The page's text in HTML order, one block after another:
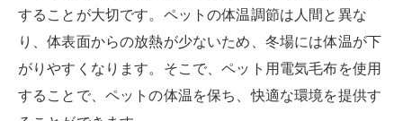
することが大切です。ペットの体温調節は人間と異な
り、体表面からの放熱が少ないため、冬場には体温が下
がりやすくなります。そこで、ペット用電気毛布を使用
することで、ペットの体温を保ち、快適な環境を提供す